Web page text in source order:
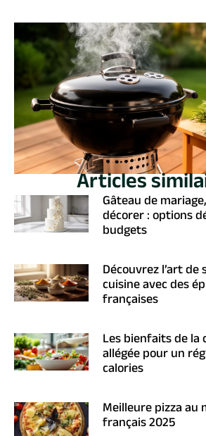
Articles
Gâteau de
décorer : options
budgets
Découvrez l’art
cuisine avec des
françaises
Les bienfaits de la
allégée pour un
calories
Meilleure pizza au
français 2025